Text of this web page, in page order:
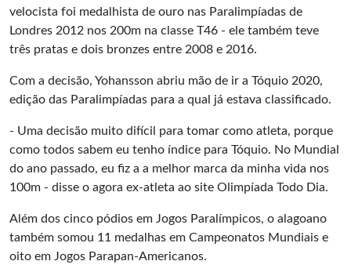
velocista foi medalhista de ouro nas Paralimpíadas de
Londres 2012 nos 200m na classe T46 - ele também teve
três pratas e dois bronzes entre 2008 e 2016.
Com a decisão, Yohansson abriu mão de ir a Tóquio 2020,
edição das Paralimpíadas para a qual já estava classificado.
- Uma decisão muito difícil para tomar como atleta, porque
como todos sabem eu tenho índice para Tóquio. No Mundial
do ano passado, eu fiz a a melhor marca da minha vida nos
100m - disse o agora ex-atleta ao site Olimpíada Todo Dia.
Além dos cinco pódios em Jogos Paralímpicos, o alagoano
também somou 11 medalhas em Campeonatos Mundiais e
oito em Jogos Parapan-Americanos.